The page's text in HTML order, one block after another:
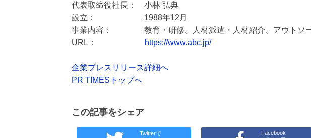
代表取締役社長： 小林 弘典
設立： 1988年12月
事業内容： 教育・研修、人材派遣・人材紹介、アウトソー
URL：
https://www.abc.jp/
企業プレスリリース詳細へ
PR TIMESトップへ
この記事をシェア
Twitterで
Facebook